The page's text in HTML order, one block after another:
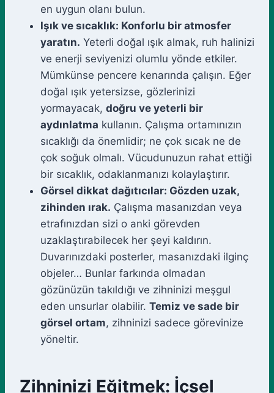
en uygun olanı bulun.
Işık ve sıcaklık: Konforlu bir atmosfer
yaratın. Yeterli doğal ışık almak, ruh halinizi
ve enerji seviyenizi olumlu yönde etkiler.
Mümkünse pencere kenarında çalışın. Eğer
doğal ışık yetersizse, gözlerinizi
yormayacak, doğru ve yeterli bir
aydınlatma kullanın. Çalışma ortamınızın
sıcaklığı da önemlidir; ne çok sıcak ne de
çok soğuk olmalı. Vücudunuzun rahat ettiği
bir sıcaklık, odaklanmanızı kolaylaştırır.
Görsel dikkat dağıtıcılar: Gözden uzak,
zihinden ırak. Çalışma masanızdan veya
etrafınızdan sizi o anki görevden
uzaklaştırabilecek her şeyi kaldırın.
Duvarınızdaki posterler, masanızdaki ilginç
objeler… Bunlar farkında olmadan
gözünüzün takıldığı ve zihninizi meşgul
eden unsurlar olabilir. Temiz ve sade bir
görsel ortam, zihninizi sadece görevinize
yöneltir.
Zihninizi Eğitmek: İçsel